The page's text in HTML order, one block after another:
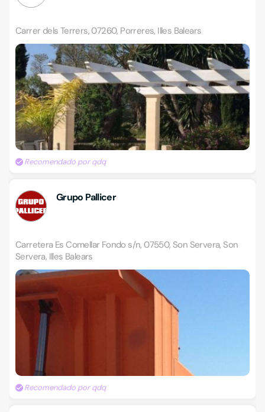
Carrer dels Terrers, 07260, Porreres, Illes Balears
Recomendado por qdq
Grupo Pallicer
Carretera Es Comellar Fondo s/n, 07550, Son Servera, Son
Servera, Illes Balears
Recomendado por qdq